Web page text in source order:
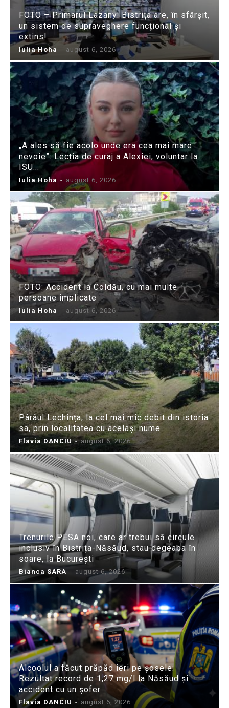
FOTO – Primarul Lazany: Bistrița are, în sfârșit,
un sistem de supraveghere funcțional și
extins!
Iulia Hoha - august 6, 2026
„A ales să fie acolo unde era cea mai mare
nevoie”: Lecția de curaj a Alexiei, voluntar la
ISU...
Iulia Hoha - august 6, 2026
FOTO: Accident la Coldău, cu mai multe
persoane implicate
Iulia Hoha - august 6, 2026
Pârâul Lechința, la cel mai mic debit din istoria
sa, prin localitatea cu același nume
Flavia DANCIU - august 6, 2026
Trenurile PESA noi, care ar trebui să circule
inclusiv în Bistrița-Năsăud, stau degeaba în
soare, la București
Bianca SARA - august 6, 2026
Alcoolul a făcut prăpăd ieri pe șosele:
Rezultat record de 1,27 mg/l la Năsăud și
accident cu un șofer...
Flavia DANCIU - august 6, 2026